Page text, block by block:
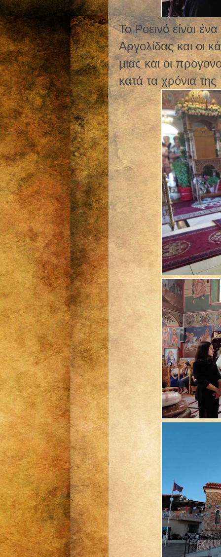
Το Ροεινό είναι
Αργολίδας και οι
μιας και οι
κατά τα χρόνια